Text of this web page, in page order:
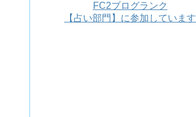
FC2ブログランク
【占い部門】に参加しています